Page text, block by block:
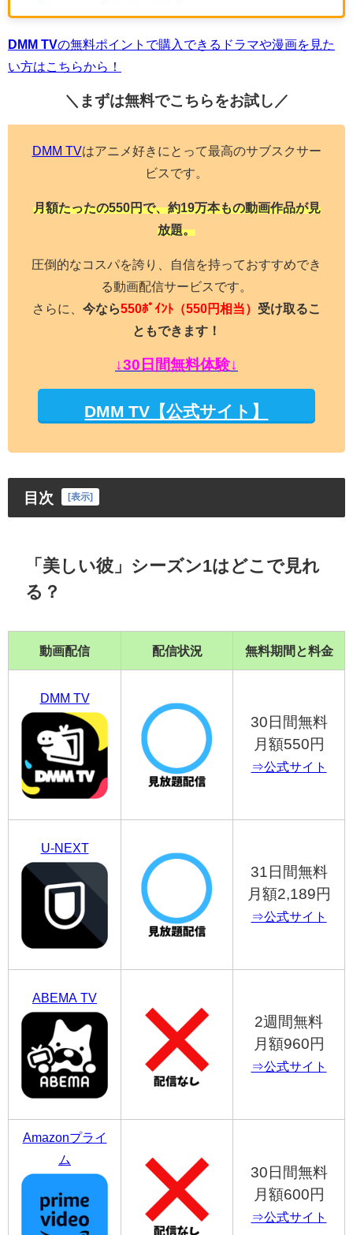
DMM TVの無料ポイントで購入できるドラマや漫画を見た
い方はこちらから！
＼まずは無料でこちらをお試し／
DMM TVはアニメ好きにとって最高のサブスクサー
ビスです。
月額たったの550円で、約19万本もの動画作品が見
放題。
圧倒的なコスパを誇り、自信を持っておすすめでき
る動画配信サービスです。
さらに、 今なら550ﾎﾟｲﾝﾄ （550円相当） 受け取るこ
ともできます！
↓30日間無料体験↓
DMM TV【公式サイト】
目次 [表示]
「美しい彼」シーズン1はどこで見れ
る？
動画配信 配信状況 無料期間と料金
DMM TV
30日間無料
月額550円
⇒公式サイト
U-NEXT
31日間無料
月額2,189円
⇒公式サイト
ABEMA TV
2週間無料
月額960円
⇒公式サイト
Amazonプライ
ム
30日間無料
月額600円
⇒公式サイト